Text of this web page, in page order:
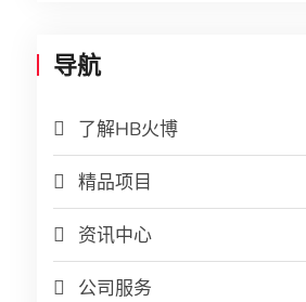
导航
了解HB火博
精品项目
资讯中心
公司服务